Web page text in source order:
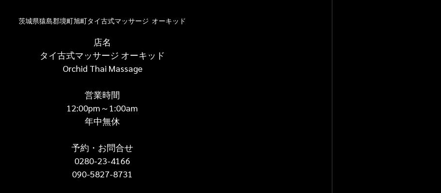
茨城県猿島郡境町旭町タイ古式マッサージ  オーキッド
店名
タイ古式マッサージ オーキッド
Orchid Thai Massage
営業時間
12:00pm～1:00am
年中無休
予約・お問合せ
0280-23-4166
090-5827-8731